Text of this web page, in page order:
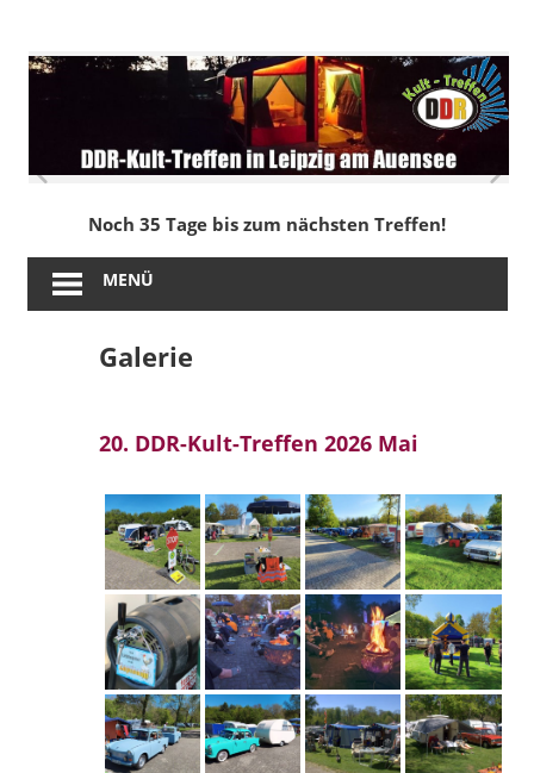
springen
DDR-
Kult-
Treffen
in
Leipzig
am
Noch 35 Tage bis zum nächsten Treffen!
MENÜ
Galerie
20. DDR-Kult-Treffen 2026 Mai